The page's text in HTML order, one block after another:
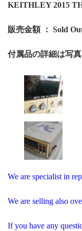
KEITHLEY 2015
販売金額 ： Sold
付属品の詳細は写
We are specialist in
We are selling also
If you have any